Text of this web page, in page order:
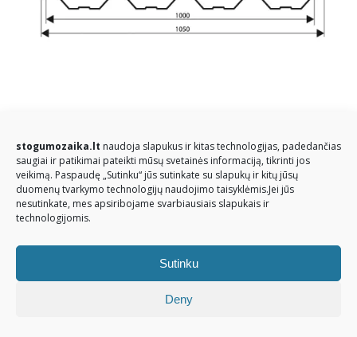
stogumozaika.lt naudoja slapukus ir kitas technologijas, padedančias
saugiai ir patikimai pateikti mūsų svetainės informaciją, tikrinti jos
veikimą. Paspaudę „Sutinku“ jūs sutinkate su slapukų ir kitų jūsų
duomenų tvarkymo technologijų naudojimo taisyklėmis.Jei jūs
nesutinkate, mes apsiribojame svarbiausiais slapukais ir
technologijomis.
Sutinku
Deny
© Stogų mozaika 2026. Visos teisės saugomos